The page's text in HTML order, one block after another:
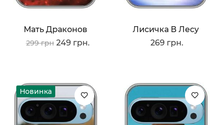
Мать Драконов
299 грн 249 грн.
Лисичка В Лесу
269 грн.
Новинка